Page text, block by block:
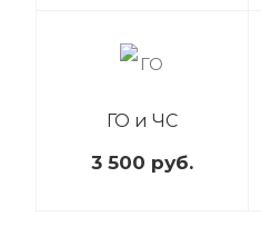
ГО и ЧС
3 500 руб.